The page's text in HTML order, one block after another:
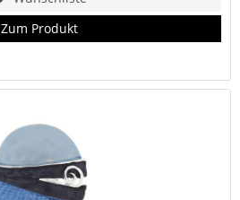
Zum Produkt